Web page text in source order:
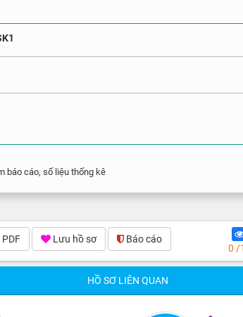
báo cáo, số liệu thống kê
PDF Lưu hồ sơ Báo cáo
0 /
HỒ SƠ LIÊN QUAN